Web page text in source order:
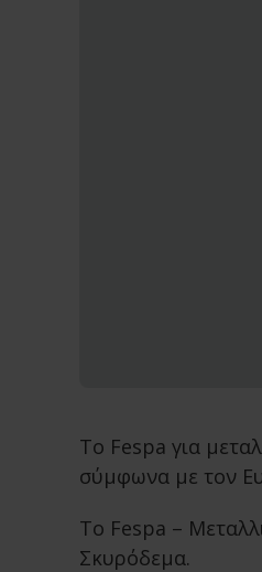
To Fespa για
σύμφωνα με τον
Το Fespa –
Σκυρόδεμα.